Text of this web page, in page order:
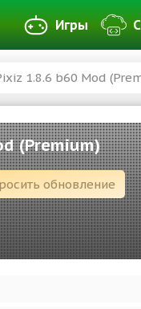
Игры
1.8.6 b60 Mod
(Premium)
обновление